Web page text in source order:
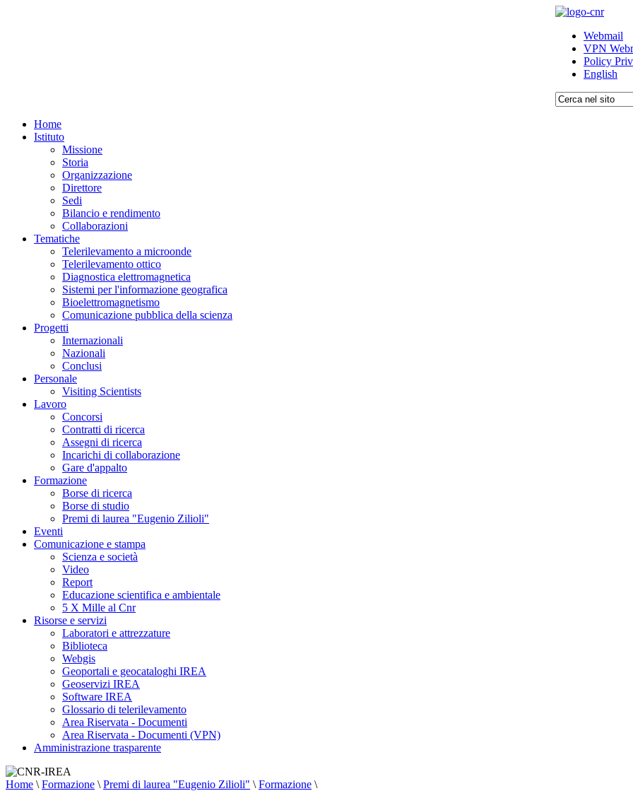
Webmail
VPN
Policy
English
Home
Istituto
Missione
Storia
Organizzazione
Direttore
Sedi
Bilancio e rendimento
Collaborazioni
Tematiche
Telerilevamento a microonde
Telerilevamento ottico
Diagnostica elettromagnetica
Sistemi per l'informazione geografica
Bioelettromagnetismo
Comunicazione pubblica della scienza
Progetti
Internazionali
Nazionali
Conclusi
Personale
Visiting Scientists
Lavoro
Concorsi
Contratti di ricerca
Assegni di ricerca
Incarichi di collaborazione
Gare d'appalto
Formazione
Borse di ricerca
Borse di studio
Premi di laurea "Eugenio Zilioli"
Eventi
Comunicazione e stampa
Scienza e società
Video
Report
Educazione scientifica e ambientale
5 X Mille al Cnr
Risorse e servizi
Laboratori e attrezzature
Biblioteca
Webgis
Geoportali e geocataloghi IREA
Geoservizi IREA
Software IREA
Glossario di telerilevamento
Area Riservata - Documenti
Area Riservata - Documenti (VPN)
Amministrazione trasparente
Home \ Formazione \ Premi di laurea "Eugenio Zilioli" \ Formazione \